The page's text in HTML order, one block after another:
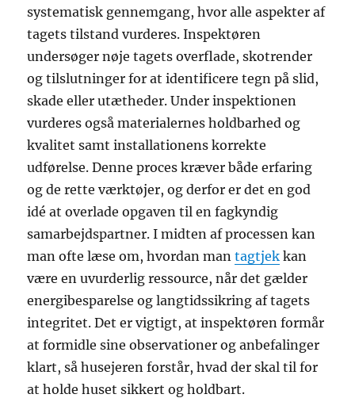
systematisk gennemgang, hvor alle aspekter af
tagets tilstand vurderes. Inspektøren
undersøger nøje tagets overflade, skotrender
og tilslutninger for at identificere tegn på slid,
skade eller utætheder. Under inspektionen
vurderes også materialernes holdbarhed og
kvalitet samt installationens korrekte
udførelse. Denne proces kræver både erfaring
og de rette værktøjer, og derfor er det en god
idé at overlade opgaven til en fagkyndig
samarbejdspartner. I midten af processen kan
man ofte læse om, hvordan mantagtjek kan
være en uvurderlig ressource, når det gælder
energibesparelse og langtidssikring af tagets
integritet. Det er vigtigt, at inspektøren formår
at formidle sine observationer og anbefalinger
klart, så husejeren forstår, hvad der skal til for
at holde huset sikkert og holdbart.